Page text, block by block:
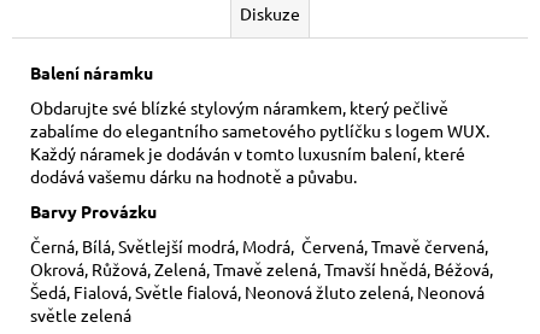
Diskuze
Balení náramku
Obdarujte své blízké stylovým náramkem, který pečlivě
zabalíme do elegantního sametového pytlíčku s logem WUX.
Každý náramek je dodáván v tomto luxusním balení, které
dodává vašemu dárku na hodnotě a půvabu.
Barvy Provázku
Černá, Bílá, Světlejší modrá, Modrá, Červená, Tmavě červená,
Okrová, Růžová, Zelená, Tmavě zelená, Tmavší hnědá, Béžová,
Šedá, Fialová, Světle fialová, Neonová žluto zelená, Neonová
světle zelená